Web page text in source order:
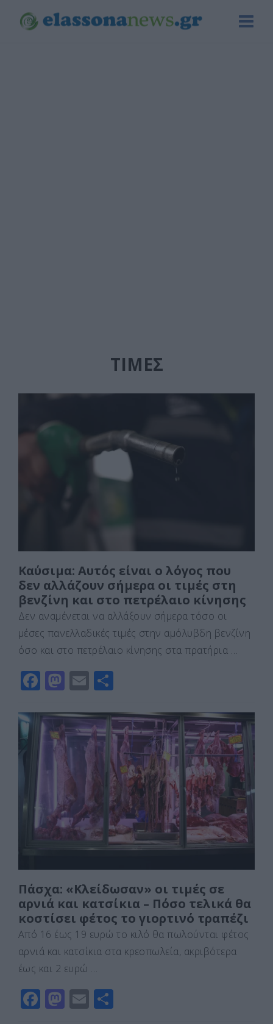
ΤΙΜΕΣ
Καύσιμα: Αυτός είναι ο λόγος που
δεν αλλάζουν σήμερα οι τιμές στη
βενζίνη και στο πετρέλαιο κίνησης
Δεν αναμένεται να αλλάξουν σήμερα τόσο οι
μέσες πανελλαδικές τιμές στην αμόλυβδη βενζίνη
όσο και στο πετρέλαιο κίνησης στα πρατήρια …
F
c
e
o
k
M
st
o
d
o
n
E
ai
l
ρ
α
σ
τε
ίτ
ε
Πάσχα: «Κλείδωσαν» οι τιμές σε
αρνιά και κατσίκια – Πόσο τελικά θα
κοστίσει φέτος το γιορτινό τραπέζι
Από 16 έως 19 ευρώ το κιλό θα πωλούνται φέτος
αρνιά και κατσίκια στα κρεοπωλεία, ακριβότερα
έως και 2 ευρώ …
F M E